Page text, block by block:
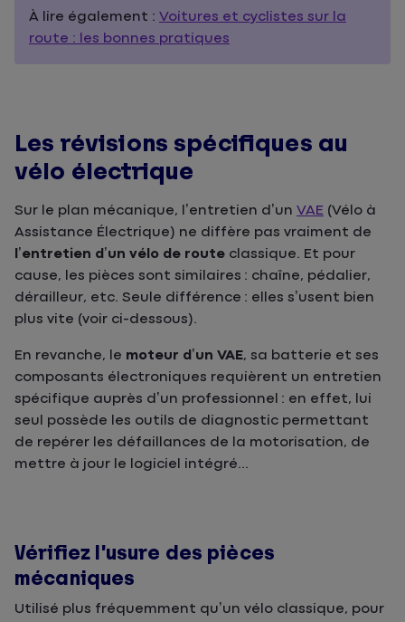
À lire également : Voitures et cyclistes sur la
route : les bonnes pratiques
Les révisions spécifiques au
vélo électrique
Sur le plan mécanique, l’entretien d’un VAE (Vélo à
Assistance Électrique) ne diffère pas vraiment de
l’entretien d’un vélo de route classique. Et pour
cause, les pièces sont similaires : chaîne, pédalier,
dérailleur, etc. Seule différence : elles s’usent bien
plus vite (voir ci-dessous).
En revanche, le moteur d’un VAE, sa batterie et ses
composants électroniques requièrent un entretien
spécifique auprès d’un professionnel : en effet, lui
seul possède les outils de diagnostic permettant
de repérer les défaillances de la motorisation, de
mettre à jour le logiciel intégré...
Vérifiez l’usure des pièces
mécaniques
Utilisé plus fréquemment qu’un vélo classique, pour